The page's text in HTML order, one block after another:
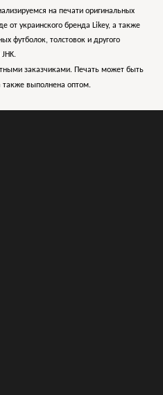
на печати оригинальных
от украинского бренда Likey, а также
футболок, толстовок и другого
заказчиками. Печать может быть
также выполнена оптом.